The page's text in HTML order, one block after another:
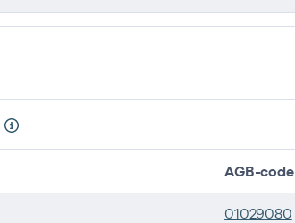
AGB-code
01029080